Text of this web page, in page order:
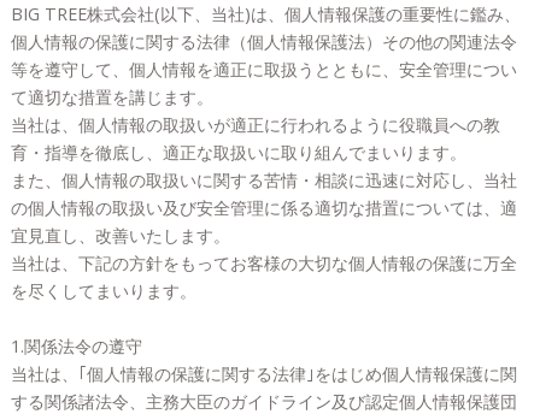
BIG TREE株式会社(以下、当社)は、個人情報保護の重要性に鑑み、
個人情報の保護に関する法律（個人情報保護法）その他の関連法令
等を遵守して、個人情報を適正に取扱うとともに、安全管理につい
て適切な措置を講じます。
当社は、個人情報の取扱いが適正に行われるように役職員への教
育・指導を徹底し、適正な取扱いに取り組んでまいります。
また、個人情報の取扱いに関する苦情・相談に迅速に対応し、当社
の個人情報の取扱い及び安全管理に係る適切な措置については、適
宜見直し、改善いたします。
当社は、下記の方針をもってお客様の大切な個人情報の保護に万全
を尽くしてまいります。
1.関係法令の遵守
当社は、｢個人情報の保護に関する法律｣をはじめ個人情報保護に関
する関係諸法令、主務大臣のガイドライン及び認定個人情報保護団